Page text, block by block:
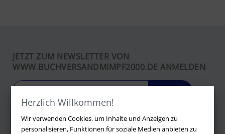
Herzlich Willkommen!
Wir verwenden Cookies, um Inhalte und Anzeigen zu
personalisieren, Funktionen für soziale Medien anbieten zu
JETZT ZUM NEWSLETTER VON
WWW.BUCHVERSANDMIMPF2000.DE ANMELDEN